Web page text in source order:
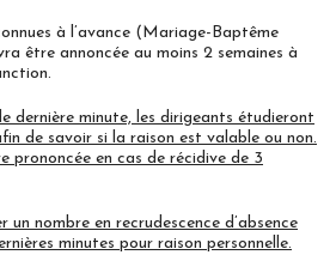
à l’avance (Mariage-Baptême
être annoncée au moins 2 semaines à
dernière minute, les dirigeants étudieront
de savoir si la raison est valable ou non.
prononcée en cas de récidive de 3
nombre en recrudescence d’absence
minutes pour raison personnelle.